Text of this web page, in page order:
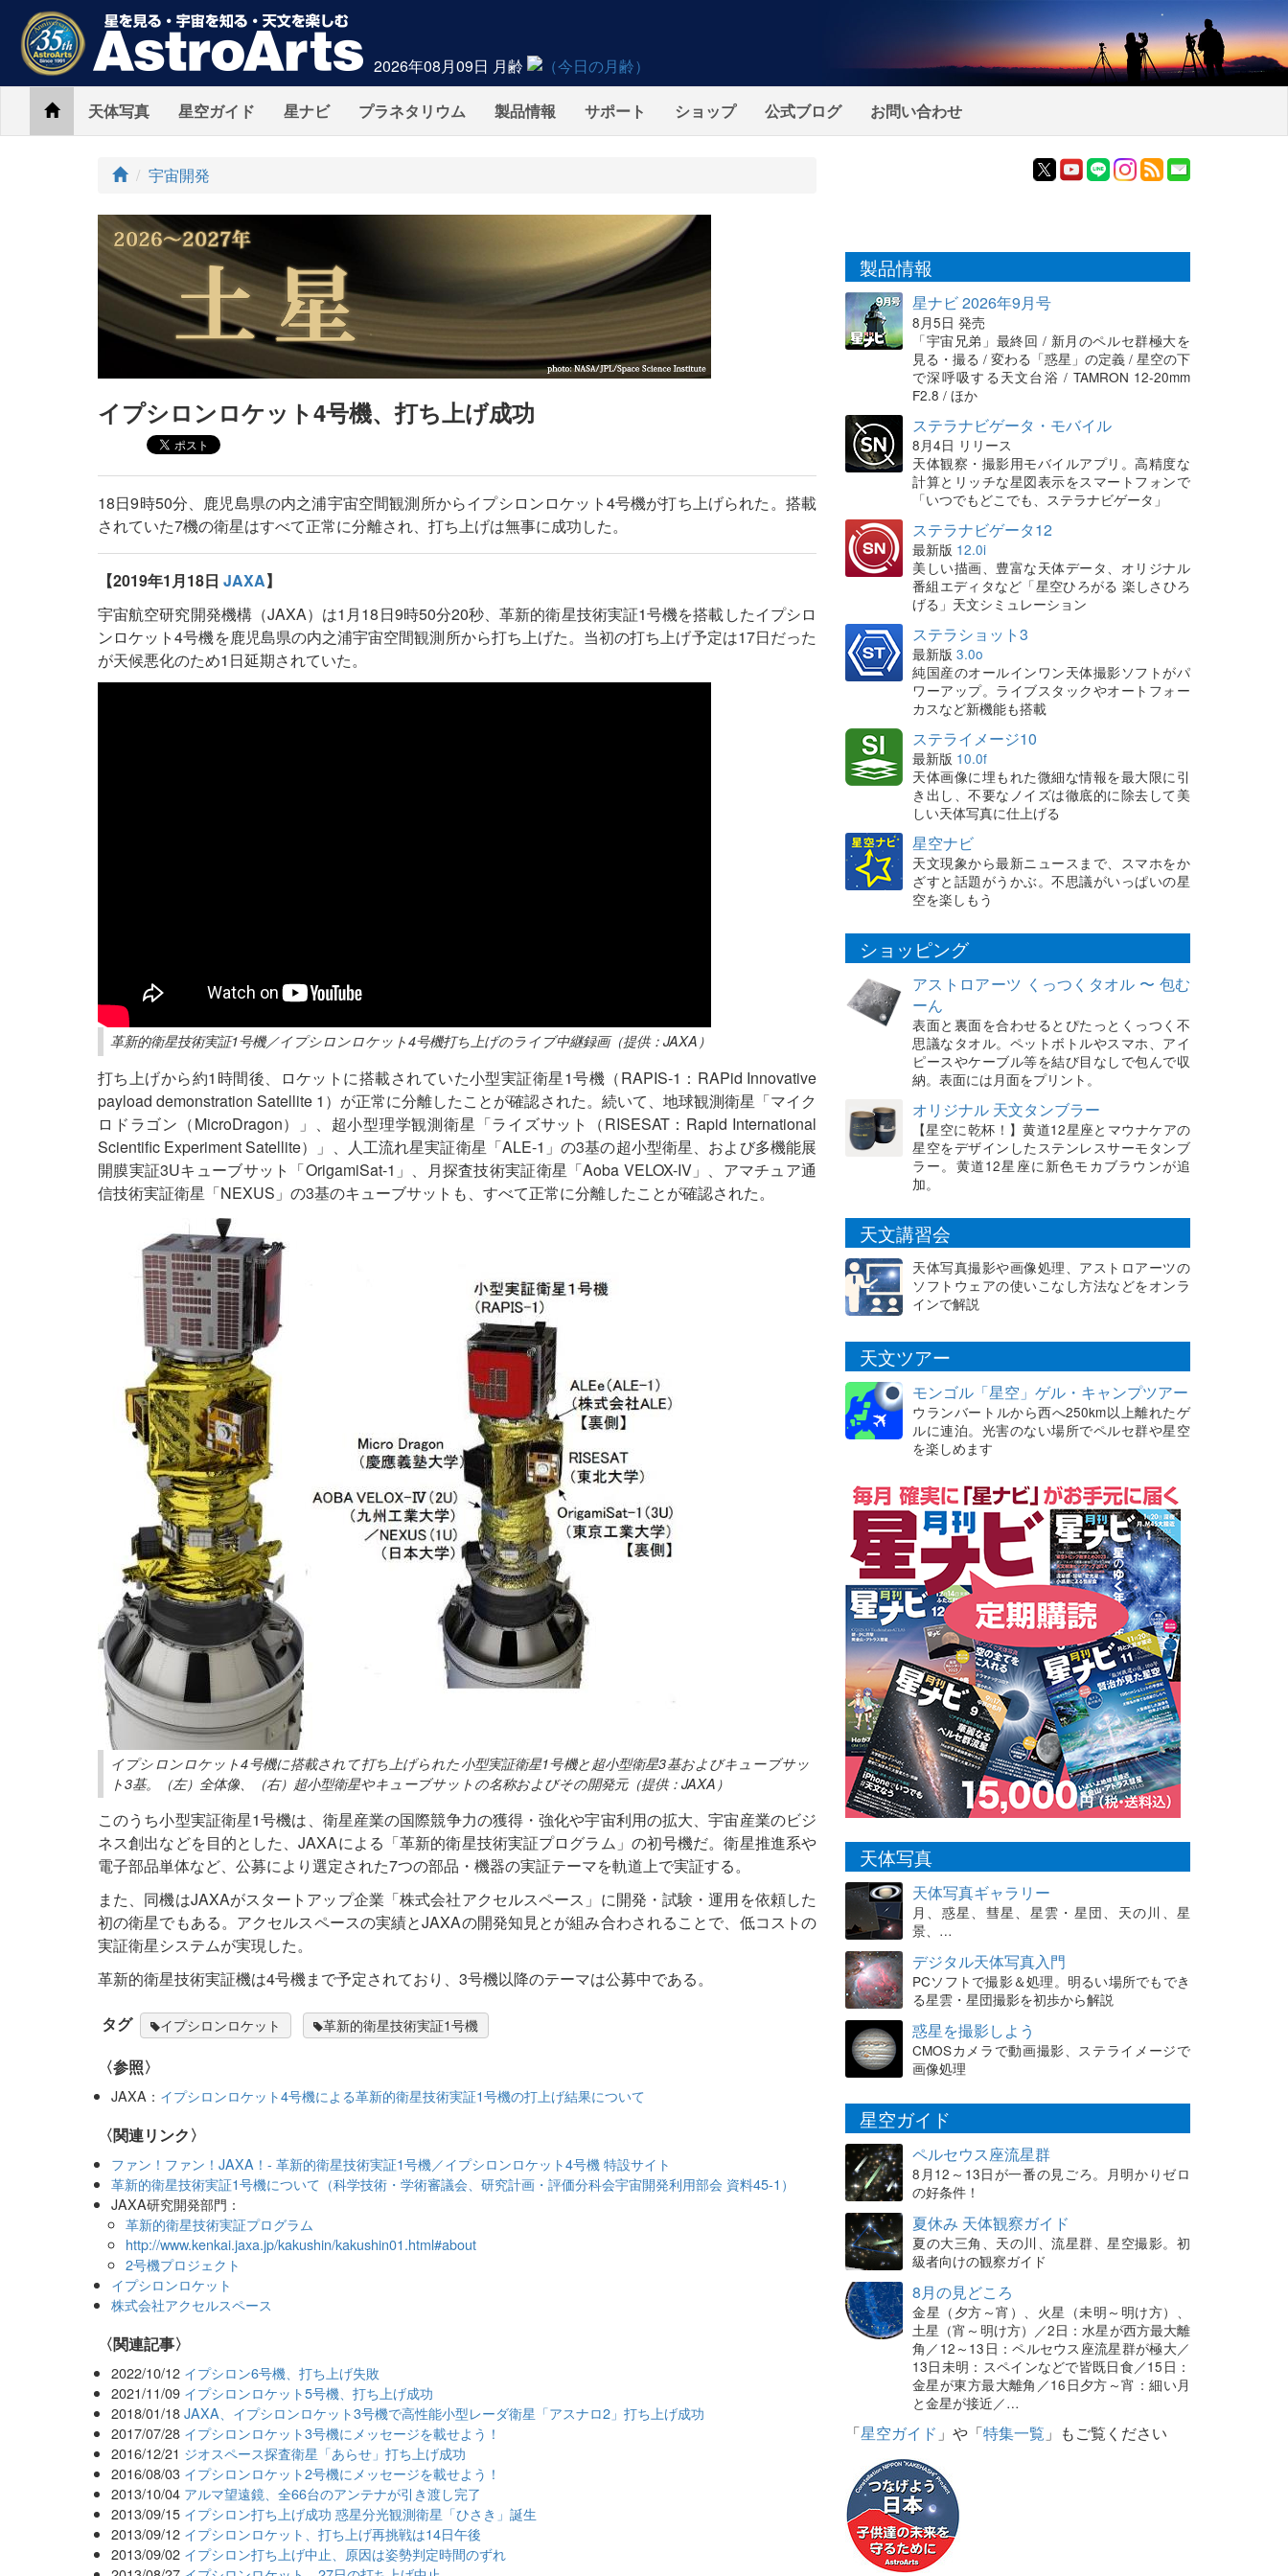
2026年08月09日 月齢
Home天体写真 星空ガイド 星ナビ プラネタリウム 製品情報 サポート ショップ 公式ブログ お問い合わせ
ト
プ
宇宙開発
イプシロンロケット4号機、打ち上げ成功
18日9時50分、鹿児島県の内之浦宇宙空間観測所からイプシロンロケット4号機が打ち上げられた。搭載
されていた7機の衛星はすべて正常に分離され、打ち上げは無事に成功した。
【2019年1月18日 JAXA】
宇宙航空研究開発機構（JAXA）は1月18日9時50分20秒、革新的衛星技術実証1号機を搭載したイプシロ
ンロケット4号機を鹿児島県の内之浦宇宙空間観測所から打ち上げた。当初の打ち上げ予定は17日だった
が天候悪化のため1日延期されていた。
革新的衛星技術実証1号機／イプシロンロケット4号機打ち上げのライブ中継録画（提供：JAXA）
打ち上げから約1時間後、ロケットに搭載されていた小型実証衛星1号機（RAPIS-1：RAPid Innovative
payload demonstration Satellite 1）が正常に分離したことが確認された。続いて、地球観測衛星「マイク
ロドラゴン（MicroDragon）」、超小型理学観測衛星「ライズサット（RISESAT：Rapid International
Scientific Experiment Satellite）」、人工流れ星実証衛星「ALE-1」の3基の超小型衛星、および多機能展
開膜実証3Uキューブサット「OrigamiSat-1」、月探査技術実証衛星「Aoba VELOX-IV」、アマチュア通
信技術実証衛星「NEXUS」の3基のキューブサットも、すべて正常に分離したことが確認された。
イプシロンロケット4号機に搭載されて打ち上げられた小型実証衛星1号機と超小型衛星3基およびキューブサッ
ト3基。（左）全体像、（右）超小型衛星やキューブサットの名称およびその開発元（提供：JAXA）
このうち小型実証衛星1号機は、衛星産業の国際競争力の獲得・強化や宇宙利用の拡大、宇宙産業のビジ
ネス創出などを目的とした、JAXAによる「革新的衛星技術実証プログラム」の初号機だ。衛星推進系や
電子部品単体など、公募により選定された7つの部品・機器の実証テーマを軌道上で実証する。
また、同機はJAXAがスタートアップ企業「株式会社アクセルスペース」に開発・試験・運用を依頼した
初の衛星でもある。アクセルスペースの実績とJAXAの開発知見とが組み合わされることで、低コストの
実証衛星システムが実現した。
革新的衛星技術実証機は4号機まで予定されており、3号機以降のテーマは公募中である。
タグ イプシロンロケット 革新的衛星技術実証1号機
〈参照〉
JAXA： イプシロンロケット4号機による革新的衛星技術実証1号機の打上げ結果について
〈関連リンク〉
ファン！ファン！JAXA！- 革新的衛星技術実証1号機／イプシロンロケット4号機 特設サイト
革新的衛星技術実証1号機について（科学技術・学術審議会、研究計画・評価分科会宇宙開発利用部会 資料45-1）
JAXA研究開発部門：
革新的衛星技術実証プログラム
http://www.kenkai.jaxa.jp/kakushin/kakushin01.html#about
2号機プロジェクト
イプシロンロケット
株式会社アクセルスペース
関連記事
2022/10/12 イプシロン6号機、打ち上げ失敗
2021/11/09 イプシロンロケット5号機、打ち上げ成功
2018/01/18 JAXA、イプシロンロケット3号機で高性能小型レーダ衛星「アスナロ2」打ち上げ成功
2017/07/28 イプシロンロケット3号機にメッセージを載せよう！
2016/12/21 ジオスペース探査衛星「あらせ」打ち上げ成功
2016/08/03 イプシロンロケット2号機にメッセージを載せよう！
2013/10/04 アルマ望遠鏡、全66台のアンテナが引き渡し完了
2013/09/15 イプシロン打ち上げ成功 惑星分光観測衛星「ひさき」誕生
2013/09/12 イプシロンロケット、打ち上げ再挑戦は14日午後
2013/09/02 イプシロン打ち上げ中止、原因は姿勢判定時間のずれ
製品情報
星ナビ 2026年9月号
8月5日 発売
「宇宙兄弟」最終回 / 新月のペルセ群極大を
見る・撮る / 変わる「惑星」の定義 / 星空の下
で深呼吸する天文台浴 / TAMRON 12-20mm
F2.8 / ほか
ステラナビゲータ・モバイル
8月4日 リリース
天体観察・撮影用モバイルアプリ。高精度な
計算とリッチな星図表示をスマートフォンで
「いつでもどこでも、ステラナビゲータ」
ステラナビゲータ12
最新版 12.0i
美しい描画、豊富な天体データ、オリジナル
番組エディタなど「星空ひろがる 楽しさひろ
げる」天文シミュレーション
ステラショット3
最新版 3.0o
純国産のオールインワン天体撮影ソフトがパ
ワーアップ。ライブスタックやオートフォー
カスなど新機能も搭載
ステライメージ10
最新版 10.0f
天体画像に埋もれた微細な情報を最大限に引
き出し、不要なノイズは徹底的に除去して美
しい天体写真に仕上げる
星空ナビ
天文現象から最新ニュースまで、スマホをか
ざすと話題がうかぶ。不思議がいっぱいの星
空を楽しもう
ショッピング
アストロアーツ くっつくタオル 〜 包む
ーん
表面と裏面を合わせるとぴたっとくっつく不
思議なタオル。ペットボトルやスマホ、アイ
ピースやケーブル等を結び目なしで包んで収
納。表面には月面をプリント。
オリジナル 天文タンブラー
【星空に乾杯！】黄道12星座とマウナケアの
星空をデザインしたステンレスサーモタンブ
ラー。黄道12星座に新色モカブラウンが追
加。
天文講習会
天体写真撮影や画像処理、アストロアーツの
ソフトウェアの使いこなし方法などをオンラ
インで解説
天文ツアー
モンゴル「星空」ゲル・キャンプツアー
ウランバートルから西へ250km以上離れたゲ
ルに連泊。光害のない場所でペルセ群や星空
を楽しめます
天体写真
天体写真ギャラリー
月、惑星、彗星、星雲・星団、天の川、星
景、…
デジタル天体写真入門
PCソフトで撮影＆処理。明るい場所でもでき
る星雲・星団撮影を初歩から解説
惑星を撮影しよう
CMOSカメラで動画撮影、ステライメージで
画像処理
星空ガイド
ペルセウス座流星群
8月12～13日が一番の見ごろ。月明かりゼロ
の好条件！
夏休み 天体観察ガイド
夏の大三角、天の川、流星群、星空撮影。初
級者向けの観察ガイド
8月の見どころ
金星（夕方～宵）、火星（未明～明け方）、
土星（宵～明け方）／2日：水星が西方最大離
角／12～13日：ペルセウス座流星群が極大／
13日未明：スペインなどで皆既日食／15日：
金星が東方最大離角／16日夕方～宵：細い月
と金星が接近／…
「星空ガイド 」や「特集一覧 」もご覧ください